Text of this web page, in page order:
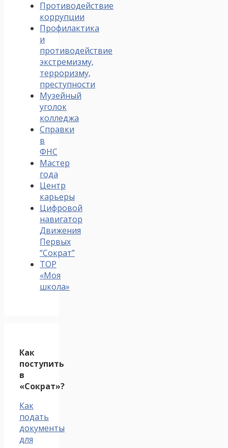
Противодействие
коррупции
Профилактика
и
противодействие
экстремизму,
терроризму,
преступности
Музейный
уголок
колледжа
Справки
в
ФНС
Мастер
года
Центр
карьеры
Цифровой
навигатор
Движения
Первых
“Сократ”
ТОР
«Моя
школа»
Как
поступить
в
«Сократ»?
Как
подать
документы
для